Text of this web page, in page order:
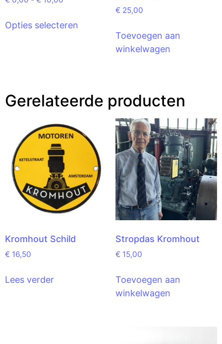
Opties selecteren
€ 25,00
Toevoegen aan
winkelwagen
Gerelateerde producten
Kromhout Schild
€ 16,50
Lees verder
Stropdas Kromhout
€ 15,00
Toevoegen aan
winkelwagen